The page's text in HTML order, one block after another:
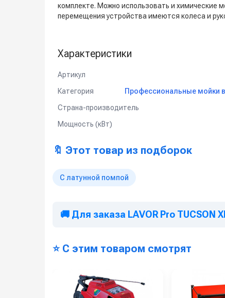
комплекте. Можно использовать и
перемещения устройства имеются колеса и
Характеристики
Артикул
Категория
Профессиональные мойки
Страна-производитель
Мощность (кВт)
🔖 Этот товар из подборок
С латунной помпой
🚚 Для заказа LAVOR Pro TUCSON
⭐ С этим товаром смотрят